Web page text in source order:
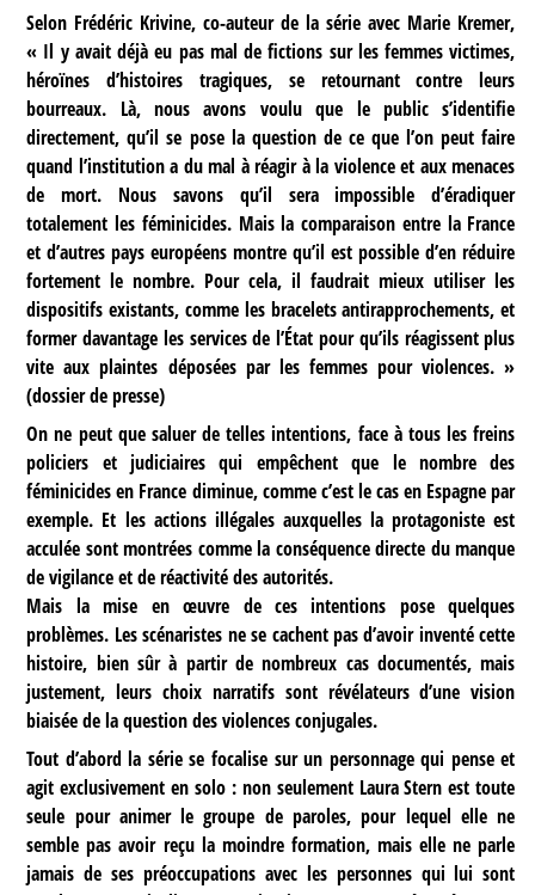
Selon Frédéric Krivine, co-auteur de la série avec Marie Kremer,
« Il y avait déjà eu pas mal de fictions sur les femmes victimes,
héroïnes d’histoires tragiques, se retournant contre leurs
bourreaux. Là, nous avons voulu que le public s’identifie
directement, qu’il se pose la question de ce que l’on peut faire
quand l’institution a du mal à réagir à la violence et aux menaces
de mort. Nous savons qu’il sera impossible d’éradiquer
totalement les féminicides. Mais la comparaison entre la France
et d’autres pays européens montre qu’il est possible d’en réduire
fortement le nombre. Pour cela, il faudrait mieux utiliser les
dispositifs existants, comme les bracelets antirapprochements, et
former davantage les services de l’État pour qu’ils réagissent plus
vite aux plaintes déposées par les femmes pour violences. »
(dossier de presse)
On ne peut que saluer de telles intentions, face à tous les freins
policiers et judiciaires qui empêchent que le nombre des
féminicides en France diminue, comme c’est le cas en Espagne par
exemple. Et les actions illégales auxquelles la protagoniste est
acculée sont montrées comme la conséquence directe du manque
de vigilance et de réactivité des autorités.
Mais la mise en œuvre de ces intentions pose quelques
problèmes. Les scénaristes ne se cachent pas d’avoir inventé cette
histoire, bien sûr à partir de nombreux cas documentés, mais
justement, leurs choix narratifs sont révélateurs d’une vision
biaisée de la question des violences conjugales.
Tout d’abord la série se focalise sur un personnage qui pense et
agit exclusivement en solo : non seulement Laura Stern est toute
seule pour animer le groupe de paroles, pour lequel elle ne
semble pas avoir reçu la moindre formation, mais elle ne parle
jamais de ses préoccupations avec les personnes qui lui sont